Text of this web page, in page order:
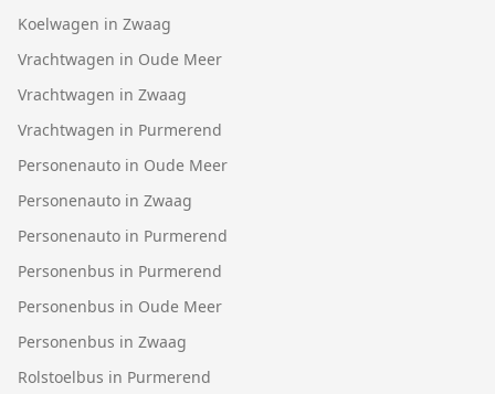
Koelwagen in Zwaag
Vrachtwagen in Oude Meer
Vrachtwagen in Zwaag
Vrachtwagen in Purmerend
Personenauto in Oude Meer
Personenauto in Zwaag
Personenauto in Purmerend
Personenbus in Purmerend
Personenbus in Oude Meer
Personenbus in Zwaag
Rolstoelbus in Purmerend